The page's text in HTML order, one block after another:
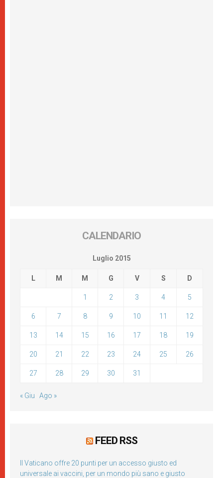
CALENDARIO
Luglio 2015
L M M G V S D
1 2 3 4 5
6 7 8 9 10 11 12
13 14 15 16 17 18 19
20 21 22 23 24 25 26
27 28 29 30 31
« Giu Ago »
FEED RSS
Il Vaticano offre 20 punti per un accesso giusto ed
universale ai vaccini, per un mondo più sano e giusto